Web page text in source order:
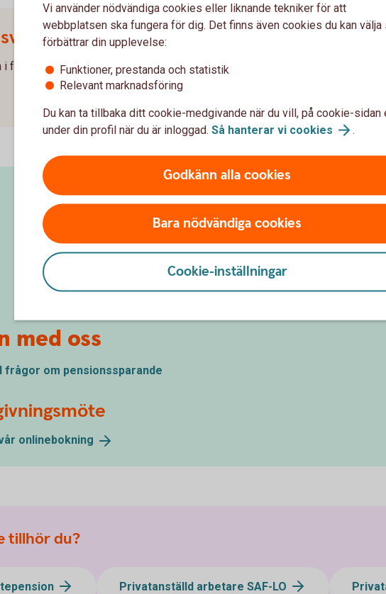
försäkringsbranschen och gör ditt val.
Kontakta oss
med oss
frågor om pensionssparande
onlinebokning
tillhör du?
Privatanställd arbetare SAF-LO
Vi använder nödvändiga cookies eller liknande tekniker för att
webbplatsen ska fungera för dig. Det finns även cookies du kan välja
förbättrar din upplevelse:
Funktioner, prestanda och statistik
Relevant marknadsföring
Du kan ta tillbaka ditt cookie-medgivande när du vill, på cookie-sidan
under din profil när du är inloggad. Så hanterar vi cookies .
Godkänn alla cookies
Bara nödvändiga cookies
Cookie-inställningar